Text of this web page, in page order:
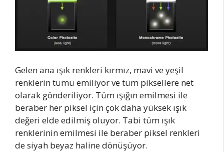
Gelen ana ışık renkleri kırmız, mavi ve yeşil
renklerin tümü emiliyor ve tüm piksellere net
olarak gönderiliyor. Tüm ışığın emilmesi ile
beraber her piksel için çok daha yüksek ışık
değeri elde edilmiş oluyor. Tabi tüm ışık
renklerinin emilmesi ile beraber piksel renkleri
de siyah beyaz haline dönüşüyor.